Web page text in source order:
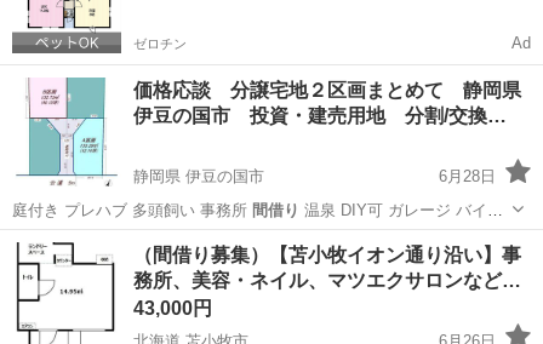
ゼロチン Ad
価格応談 分譲宅地２区画まとめて 静岡県
伊豆の国市 投資・建売用地 分割/交換…
静岡県 伊豆の国市
6月28日
庭付き プレハブ 多頭飼い 事務所 間借り 温泉 DIY可 ガレージ バイク
駐…静岡 伊豆の国市 土地販売/土地売買 物件
（間借り募集）【苫小牧イオン通り沿い】事
務所、美容・ネイル、マツエクサロンなど…
43,000円